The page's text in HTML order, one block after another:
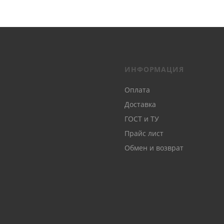
ИНФОРМАЦИЯ
Оплата
Доставка
ГОСТ и ТУ
Прайс лист
Обмен и возврат